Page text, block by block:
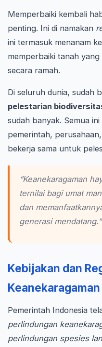
Memperbaiki kembali
penting. Ini di namakan
ini termasuk menanam
memperbaiki tanah
secara ramah.
Di seluruh dunia, sudah
pelestarian
sudah banyak. Semua
pemerintah,
bekerja sama untuk
“Keanekaragaman
ternilai bagi umat
dan
generasi mendatang.”
Kebijakan dan
Pemerintah Indonesia
perlindungan
perlindungan spesies